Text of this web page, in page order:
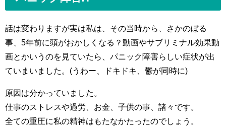
話は変わりますが実は私は、その当時から、さかのぼる
事、5年前に頭がおかしくなる？動画やサブリミナル効果動
画とかいうのを見ていたら、パニック障害らしい症状が出
ていまいました。(うわー、ドキドキ、鬱が同時に)
原因は分かっていました。
仕事のストレスや過労、お金、子供の事、諸々です。
全ての重圧に私の精神はもたなかたったのでしょう。